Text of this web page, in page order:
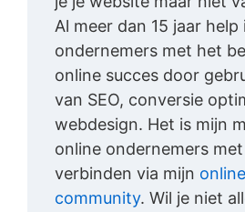
Al meer dan 15 jaar help
ondernemers met het
online succes door
van SEO, conversie
webdesign. Het is mijn
online ondernemers
verbinden via mijn
community. Wil je niet